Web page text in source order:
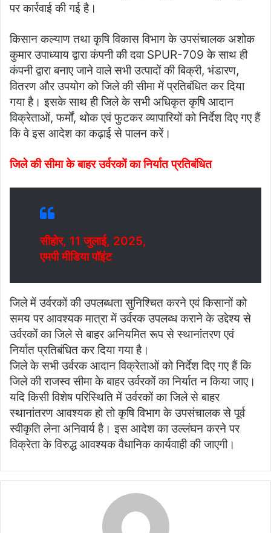
पर कार्रवाई की गई है।
किसान कल्याण तथा कृषि विकास विभाग के उपसंचालक अशोक
कुमार उपाध्याय द्वारा कंपनी की दवा SPUR-709 के साथ ही
कंपनी द्वारा बनाए जाने वाले सभी उत्पादों की बिक्री, भंडारण,
वितरण और उपयोग को जिले की सीमा में प्रतिबंधित कर दिया
गया है। इसके साथ ही जिले के सभी अधिकृत कृषि आदान
विक्रेताओं, फर्मों, थोक एवं फुटकर व्यापारियों को निर्देश दिए गए हैं
कि वे इस आदेश का कढ़ाई से पालन करें।
जिले की सीमा के बाहर उर्वरकों का निर्यात प्रतिबंधित
सीहोर, 11 जुलाई, 2025,
एमपी मीडिया पॉइंट
जिले में उर्वरकों की उपलब्धता सुनिश्चित करने एवं किसानों को
समय पर आवश्यक मात्रा में उर्वरक उपलब्ध कराने के उद्देश्य से
उर्वरकों का जिले से बाहर अनियमित रूप से स्थानांतरण एवं
निर्यात प्रतिबंधित कर दिया गया है।
जिले के सभी उर्वरक आदान विक्रेताओं को निर्देश दिए गए हैं कि
जिले की राजस्व सीमा के बाहर उर्वरकों का निर्यात न किया जाए।
यदि किसी विशेष परिस्थिति में उर्वरकों का जिले से बाहर
स्थानांतरण आवश्यक हो तो कृषि विभाग के उपसंचालक से पूर्व
स्वीकृति लेना अनिवार्य है। इस आदेश का उल्लंघन करने पर
विक्रेता के विरुद्ध आवश्यक वैधानिक कार्यवाही की जाएगी।